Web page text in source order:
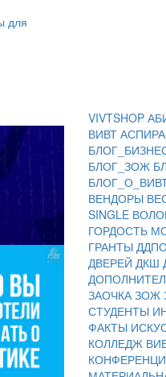
для
VIVTSHOP
ВИВТ
БЛОГ_ЗОЖ
ВЕНДОРЫ
SINGLE
ГОРДОСТЬ
ГРАНТЫ
ДВЕРЕЙ ДКШ
ЗАОЧКА ЗОЖ
СТУДЕНТЫ
ФАКТЫ
КОЛЛЕДЖ